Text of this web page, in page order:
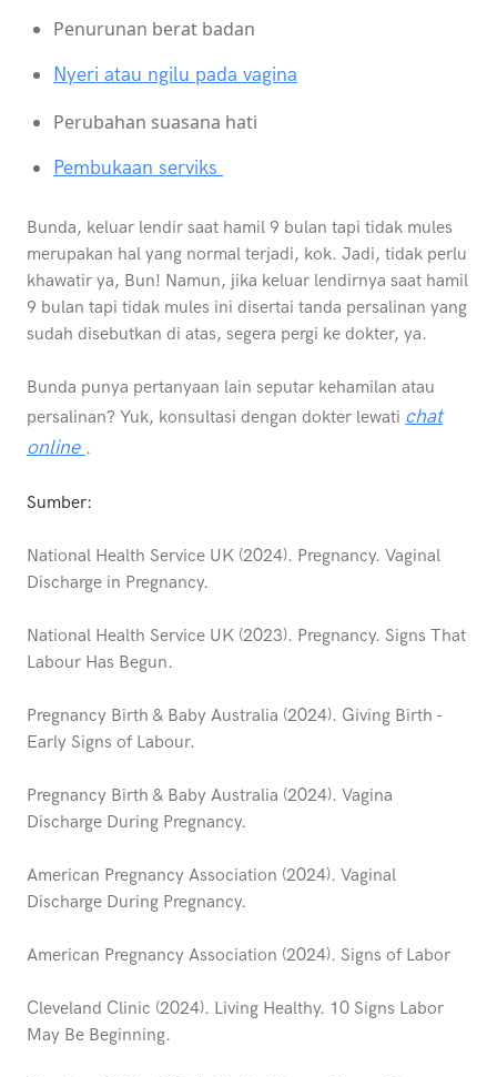
Penurunan berat badan
Nyeri atau ngilu pada vagina
Perubahan suasana hati
Pembukaan serviks
Bunda, keluar lendir saat hamil 9 bulan tapi tidak mules
merupakan hal yang normal terjadi, kok. Jadi, tidak perlu
khawatir ya, Bun! Namun, jika keluar lendirnya saat hamil
9 bulan tapi tidak mules ini disertai tanda persalinan yang
sudah disebutkan di atas, segera pergi ke dokter, ya.
Bunda punya pertanyaan lain seputar kehamilan atau
persalinan? Yuk, konsultasi dengan dokter lewati chat
online .
Sumber:
National Health Service UK (2024). Pregnancy. Vaginal
Discharge in Pregnancy.
National Health Service UK (2023). Pregnancy. Signs That
Labour Has Begun.
Pregnancy Birth & Baby Australia (2024). Giving Birth -
Early Signs of Labour.
Pregnancy Birth & Baby Australia (2024). Vagina
Discharge During Pregnancy.
American Pregnancy Association (2024). Vaginal
Discharge During Pregnancy.
American Pregnancy Association (2024). Signs of Labor
Cleveland Clinic (2024). Living Healthy. 10 Signs Labor
May Be Beginning.